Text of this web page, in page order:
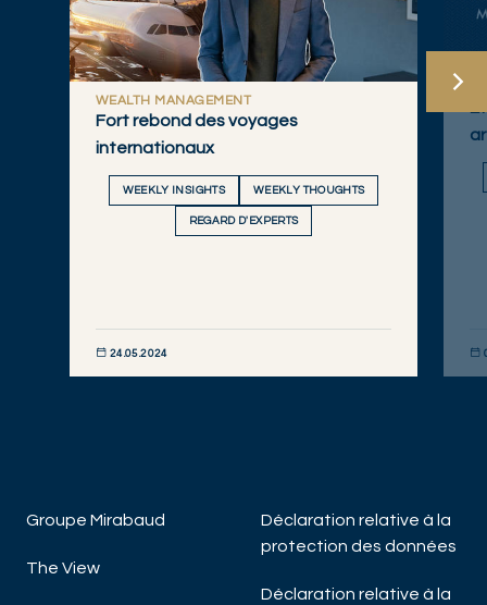
WEALTH MANAGEMENT
Fort rebond des voyages
internationaux
WEEKLY INSIGHTS WEEKLY THOUGHTS
REGARD D'EXPERTS
24.05.2024
Groupe Mirabaud
The View
Déclaration relative à la
protection des données
Déclaration relative à la